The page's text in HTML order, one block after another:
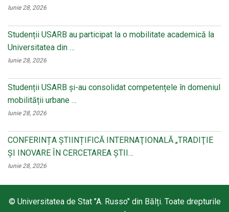
Iunie 28, 2026
Studenții USARB au participat la o mobilitate academică la
Universitatea din …
Iunie 28, 2026
Studenții USARB și-au consolidat competențele în domeniul
mobilității urbane …
Iunie 28, 2026
CONFERINȚA ȘTIINȚIFICĂ INTERNAŢIONALĂ „TRADIŢIE
ŞI INOVARE ÎN CERCETAREA ŞTII…
Iunie 28, 2026
© Universitatea de Stat "A. Russo" din Bălți. Toate drepturile